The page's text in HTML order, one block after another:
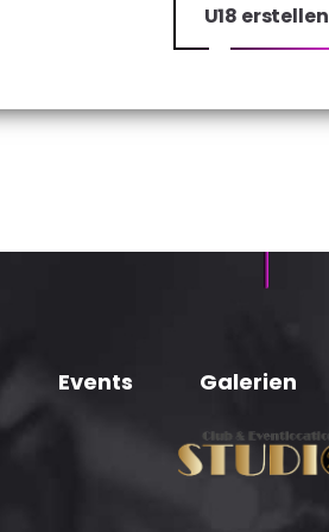
U18 erstellen
Events Galerien